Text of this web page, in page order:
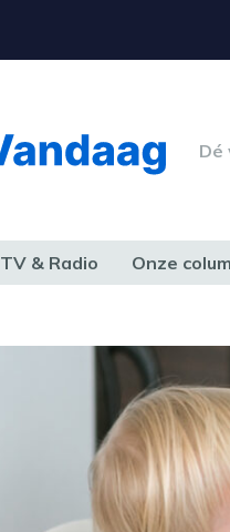
Dé
TV & Radio Onze